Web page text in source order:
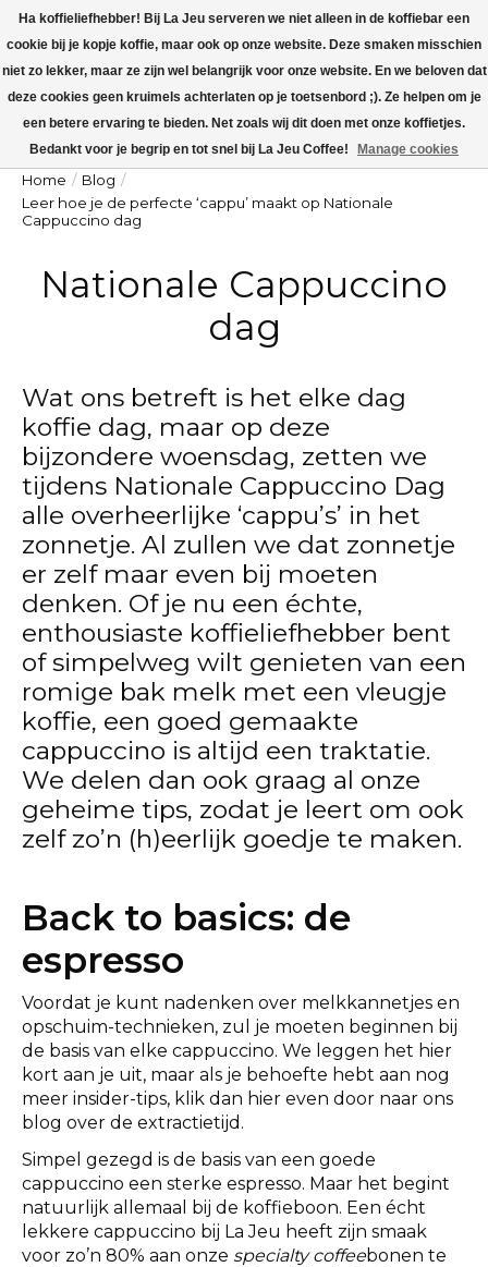
La Jeu is dicht v.a maandag 27 juli t/m zondag 9 augustus. Op maandag 10
augustus worden alle koffieorders verzonden!
Home / Blog /
Leer hoe je de perfecte ‘cappu’ maakt op Nationale
Cappuccino dag
Nationale Cappuccino
dag
Wat ons betreft is het elke dag
koffie dag, maar op deze
bijzondere woensdag, zetten we
tijdens Nationale Cappuccino Dag
alle overheerlijke ‘cappu’s’ in het
zonnetje. Al zullen we dat zonnetje
er zelf maar even bij moeten
denken. Of je nu een échte,
enthousiaste koffieliefhebber bent
of simpelweg wilt genieten van een
romige bak melk met een vleugje
koffie, een goed gemaakte
cappuccino is altijd een traktatie.
We delen dan ook graag al onze
geheime tips, zodat je leert om ook
zelf zo’n (h)eerlijk goedje te maken.
Back to basics: de
espresso
Voordat je kunt nadenken over melkkannetjes en
opschuim-technieken, zul je moeten beginnen bij
de basis van elke cappuccino. We leggen het hier
kort aan je uit, maar als je behoefte hebt aan nog
meer insider-tips, klik dan hier even door naar ons
blog over de extractietijd.
Simpel gezegd is de basis van een goede
cappuccino een sterke espresso. Maar het begint
natuurlijk allemaal bij de koffieboon. Een écht
lekkere cappuccino bij La Jeu heeft zijn smaak
voor zo’n 80% aan onze specialty coffeebonen te
Ha koffieliefhebber! Bij La Jeu serveren we niet alleen in de koffiebar een
cookie bij je kopje koffie, maar ook op onze website. Deze smaken misschien
niet zo lekker, maar ze zijn wel belangrijk voor onze website. En we beloven dat
deze cookies geen kruimels achterlaten op je toetsenbord ;). Ze helpen om je
een betere ervaring te bieden. Net zoals wij dit doen met onze koffietjes.
Bedankt voor je begrip en tot snel bij La Jeu Coffee!
Manage cookies